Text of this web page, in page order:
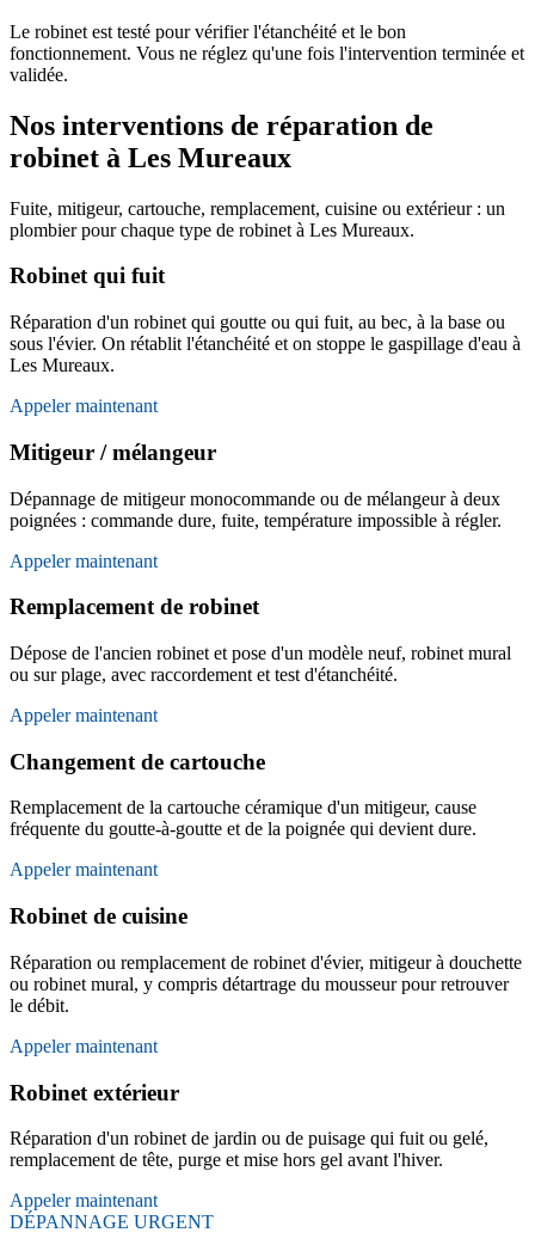
Le robinet est testé pour vérifier l'étanchéité et le bon
fonctionnement. Vous ne réglez qu'une fois l'intervention terminée et
validée.
Nos interventions de réparation de
robinet à Les Mureaux
Fuite, mitigeur, cartouche, remplacement, cuisine ou extérieur : un
plombier pour chaque type de robinet à Les Mureaux.
Robinet qui fuit
Réparation d'un robinet qui goutte ou qui fuit, au bec, à la base ou
sous l'évier. On rétablit l'étanchéité et on stoppe le gaspillage d'eau à
Les Mureaux.
Appeler maintenant
Mitigeur / mélangeur
Dépannage de mitigeur monocommande ou de mélangeur à deux
poignées : commande dure, fuite, température impossible à régler.
Appeler maintenant
Remplacement de robinet
Dépose de l'ancien robinet et pose d'un modèle neuf, robinet mural
ou sur plage, avec raccordement et test d'étanchéité.
Appeler maintenant
Changement de cartouche
Remplacement de la cartouche céramique d'un mitigeur, cause
fréquente du goutte-à-goutte et de la poignée qui devient dure.
Appeler maintenant
Robinet de cuisine
Réparation ou remplacement de robinet d'évier, mitigeur à douchette
ou robinet mural, y compris détartrage du mousseur pour retrouver
le débit.
Appeler maintenant
Robinet extérieur
Réparation d'un robinet de jardin ou de puisage qui fuit ou gelé,
remplacement de tête, purge et mise hors gel avant l'hiver.
Appeler maintenant
DÉPANNAGE URGENT